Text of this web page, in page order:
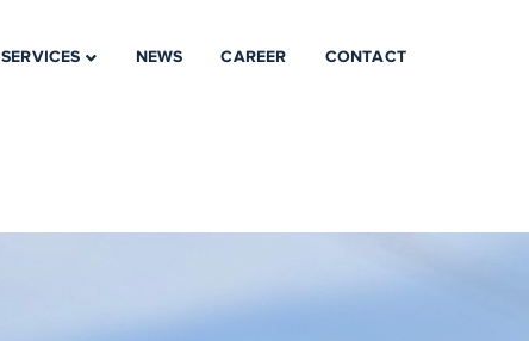
NEWS CAREER CONTACT